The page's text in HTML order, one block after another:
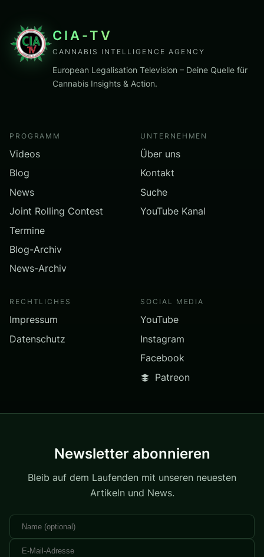
CIA-TV
CANNABIS INTELLIGENCE AGENCY
European Legalisation Television – Deine Quelle für
Cannabis Insights & Action.
PROGRAMM
Videos
Blog
News
Joint Rolling Contest
Termine
Blog-Archiv
News-Archiv
UNTERNEHMEN
Über uns
Kontakt
Suche
YouTube Kanal
RECHTLICHES
Impressum
Datenschutz
SOCIAL MEDIA
YouTube
Instagram
Facebook
Patreon
Newsletter abonnieren
Bleib auf dem Laufenden mit unseren neuesten
Artikeln und News.